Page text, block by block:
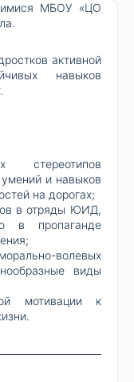
МБОУ «ЦО
активной
навыков
стереотипов
и навыков
на дорогах;
в отряды ЮИД,
в пропаганде
волевых
виды
мотивации к